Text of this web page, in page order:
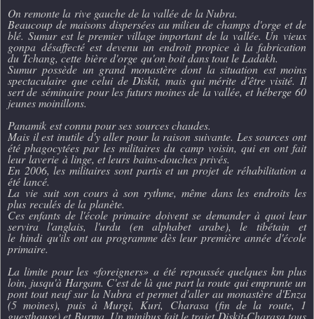
On remonte la rive gauche de la vallée de la Nubra.
Beaucoup de maisons dispersées au milieu de champs d'orge et de
blé. Sumur est le premier village important de la vallée. Un vieux
gonpa désaffecté est devenu un endroit propice à la fabrication
du Tchang, cette bière d'orge qu'on boit dans tout le Ladakh.
Sumur possède un grand monastère dont la situation est moins
spectaculaire que celui de Diskit, mais qui mérite d'être visité. Il
sert de séminaire pour les futurs moines de la vallée, et héberge 60
jeunes moinillons.
Panamik est connu pour ses sources chaudes.
Mais il est inutile d'y aller pour la raison suivante. Les sources ont
été phagocytées par les militaires du camp voisin, qui en ont fait
leur laverie à linge, et leurs bains-douches privés.
En 2006, les militaires sont partis et un projet de réhabilitation a
été lancé.
La vie suit son cours à son rythme, même dans les endroits les
plus reculés de la planète.
Ces enfants de l'école primaire doivent se demander à quoi leur
servira l'anglais, l'urdu (en alphabet arabe), le tibétain et
le hindi qu'ils ont au programme dès leur première année d'école
primaire.
La limite pour les «foreigners» a été repoussée quelques km plus
loin, jusqu'à Hargam. C'est de là que part la route qui emprunte un
pont tout neuf sur la Nubra et permet d'aller au monastère d'Enza
(5 moines), puis à Murgi, Kuri, Charasa (fin de la route, 1
guesthouse) et Burma. Un minibus fait le trajet Diskit-Charasa tous